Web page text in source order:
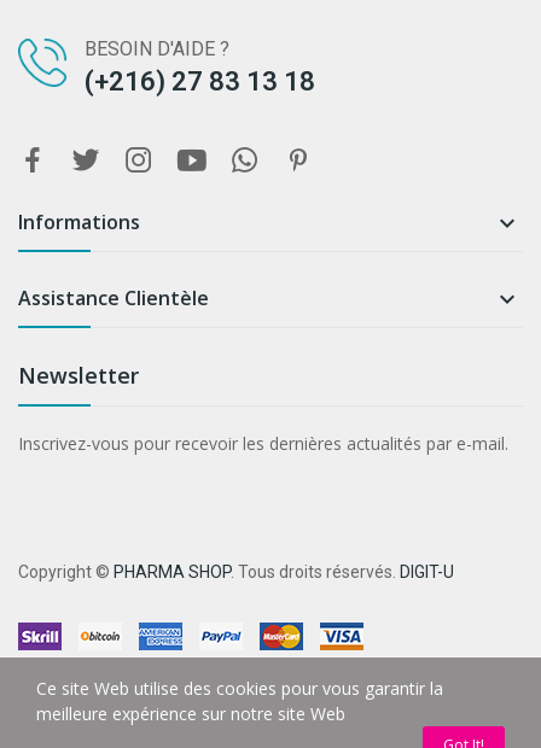
BESOIN D'AIDE ?
(+216) 27 83 13 18
Informations 
Assistance Clientèle 
Newsletter
Inscrivez-vous pour recevoir les dernières actualités par e-mail.
Copyright © PHARMA SHOP. Tous droits réservés. DIGIT-U
Ce site Web utilise des cookies pour vous garantir la
meilleure expérience sur notre site Web